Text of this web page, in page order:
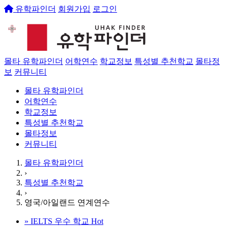
유학파인더 회원가입 로그인
몰타 유학파인더 어학연수 학교정보 특성별 추천학교 몰타정
보 커뮤니티
몰타 유학파인더
어학연수
학교정보
특성별 추천학교
몰타정보
커뮤니티
몰타 유학파인더
›
특성별 추천학교
›
영국/아일랜드 연계연수
» IELTS 우수 학교 Hot